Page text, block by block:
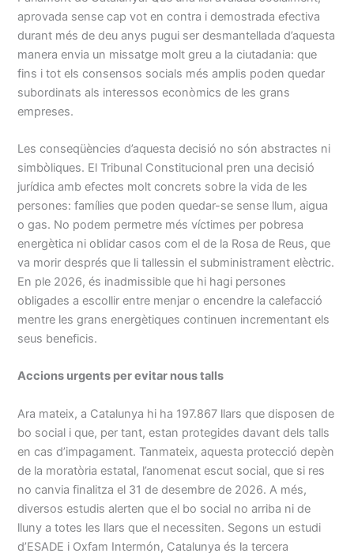
aprovada sense cap vot en contra i demostrada efectiva
durant més de deu anys pugui ser desmantellada d’aquesta
manera envia un missatge molt greu a la ciutadania: que
fins i tot els consensos socials més amplis poden quedar
subordinats als interessos econòmics de les grans
empreses.
Les conseqüències d’aquesta decisió no són abstractes ni
simbòliques. El Tribunal Constitucional pren una decisió
jurídica amb efectes molt concrets sobre la vida de les
persones: famílies que poden quedar-se sense llum, aigua
o gas. No podem permetre més víctimes per pobresa
energètica ni oblidar casos com el de la Rosa de Reus, que
va morir després que li tallessin el subministrament elèctric.
En ple 2026, és inadmissible que hi hagi persones
obligades a escollir entre menjar o encendre la calefacció
mentre les grans energètiques continuen incrementant els
seus beneficis.
Accions urgents per evitar nous talls
Ara mateix, a Catalunya hi ha 197.867 llars que disposen de
bo social i que, per tant, estan protegides davant dels talls
en cas d’impagament. Tanmateix, aquesta protecció depèn
de la moratòria estatal, l’anomenat escut social, que si res
no canvia finalitza el 31 de desembre de 2026. A més,
diversos estudis alerten que el bo social no arriba ni de
lluny a totes les llars que el necessiten. Segons un estudi
d’ESADE i Oxfam Intermón, Catalunya és la tercera